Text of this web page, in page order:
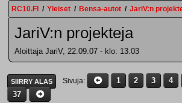
RC10.FI / Yleiset / Bensa-autot / JariV:n
JariV:n projekteja
Aloittaja JariV, 22.09.07 - klo: 13.03
SIIRRY ALAS Sivuja 1 2 3 4
37